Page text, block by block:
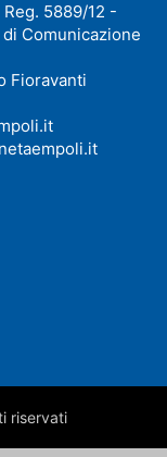
5889/12 -
Comunicazione
Fioravanti
riservati